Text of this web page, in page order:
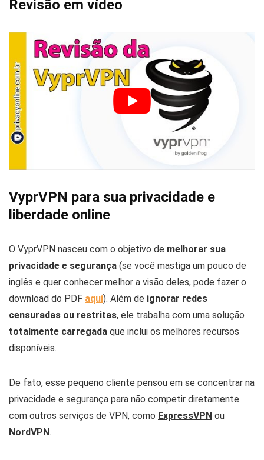
Revisão em vídeo
VyprVPN para sua privacidade e
liberdade online
O VyprVPN nasceu com o objetivo de melhorar sua
privacidade e segurança (se você mastiga um pouco de
inglês e quer conhecer melhor a visão deles, pode fazer o
download do PDF aqui). Além de ignorar redes
censuradas ou restritas, ele trabalha com uma solução
totalmente carregada que inclui os melhores recursos
disponíveis.
De fato, esse pequeno cliente pensou em se concentrar na
privacidade e segurança para não competir diretamente
com outros serviços de VPN, como ExpressVPN ou
NordVPN.